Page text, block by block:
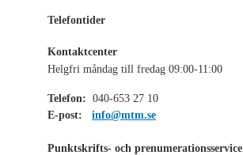
Telefontider
Kontaktcenter
Helgfri måndag till fredag 09:00-11:00
Telefon: 040-653 27 10
E-post:
info@mtm.se
Punktskrifts- och prenumerationsservice